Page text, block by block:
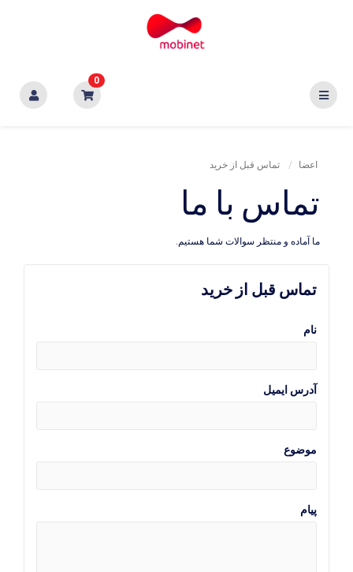
0
اعضا تماس قبل از خرید
تماس با ما
ما آماده و منتظر سوالات شما هستیم.
تماس قبل از خرید
نام
آدرس ایمیل
موضوع
پیام